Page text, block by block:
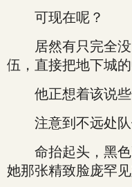
可现在呢？
居然有只完全没
伍，直接把地下城
他正想着该说些
注意到不远处队
命抬起头，黑色
她那张精致脸庞罕